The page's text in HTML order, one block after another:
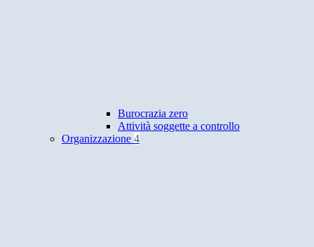
Burocrazia zero
Attività soggette a controllo
Organizzazione 4